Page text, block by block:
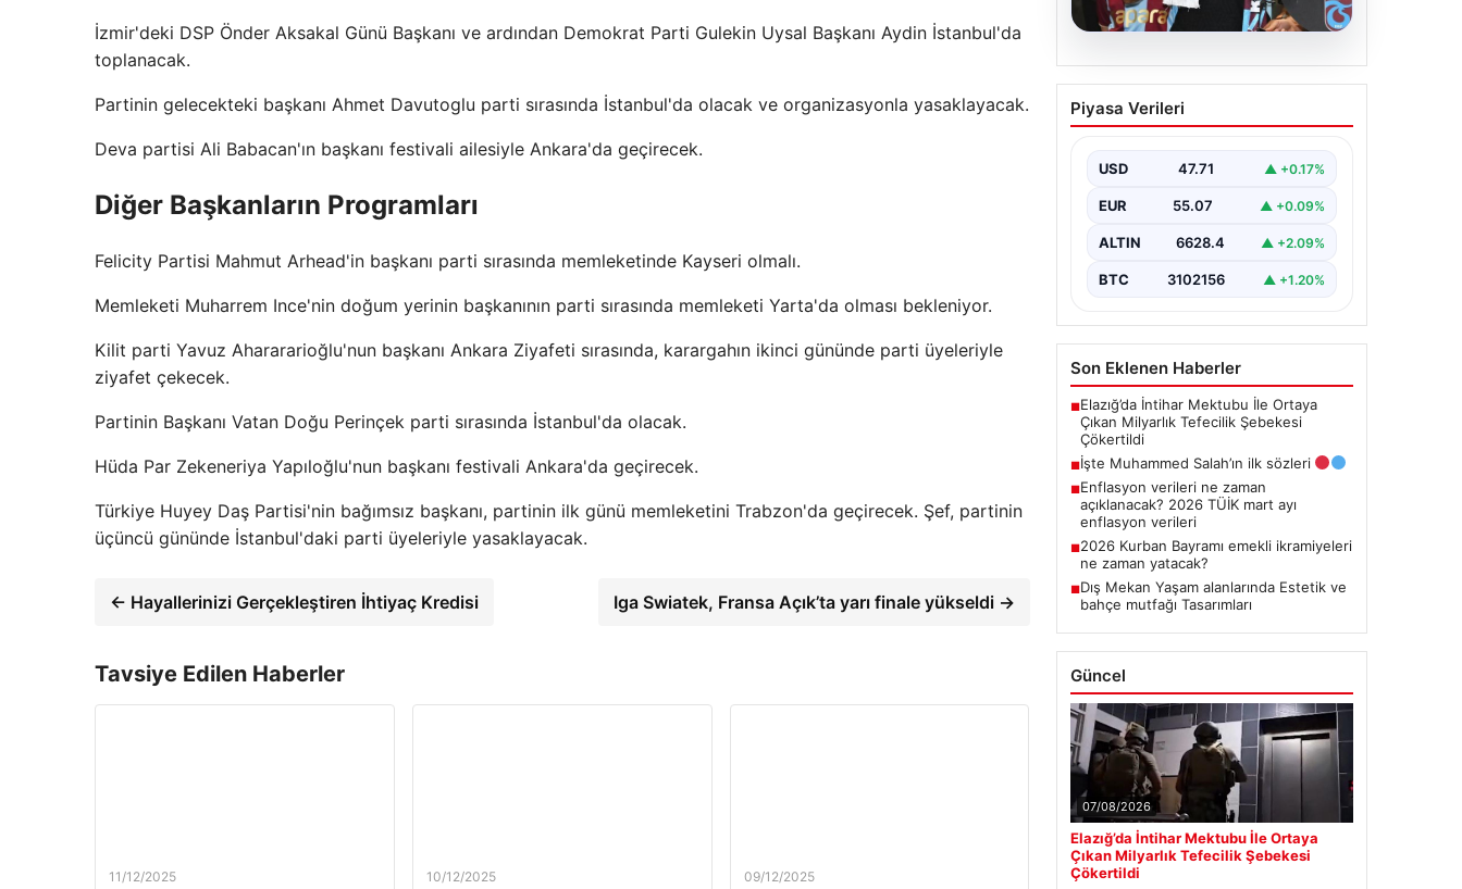
İzmir'deki DSP Önder Aksakal Günü Başkanı ve ardından Demokrat Parti Gulekin Uysal Başkanı Aydin İstanbul'da
toplanacak.
Partinin gelecekteki başkanı Ahmet Davutoglu parti sırasında İstanbul'da olacak ve organizasyonla yasaklayacak.
Deva partisi Ali Babacan'ın başkanı festivali ailesiyle Ankara'da geçirecek.
Diğer Başkanların Programları
Felicity Partisi Mahmut Arhead'in başkanı parti sırasında memleketinde Kayseri olmalı.
Memleketi Muharrem Ince'nin doğum yerinin başkanının parti sırasında memleketi Yarta'da olması bekleniyor.
Kilit parti Yavuz Aharararioğlu'nun başkanı Ankara Ziyafeti sırasında, karargahın ikinci gününde parti üyeleriyle
ziyafet çekecek.
Partinin Başkanı Vatan Doğu Perinçek parti sırasında İstanbul'da olacak.
Hüda Par Zekeneriya Yapıloğlu'nun başkanı festivali Ankara'da geçirecek.
Türkiye Huyey Daş Partisi'nin bağımsız başkanı, partinin ilk günü memleketini Trabzon'da geçirecek. Şef, partinin
üçüncü gününde İstanbul'daki parti üyeleriyle yasaklayacak.
← Hayallerinizi Gerçekleştiren İhtiyaç Kredisi Iga Swiatek, Fransa Açık’ta yarı finale yükseldi →
Tavsiye Edilen Haberler
11/12/2025 10/12/2025 09/12/2025
06.08.2026
İşte Muhammed Salah’ın
ilk sözleri
Piyasa Verileri
USD 47.71 ▲ +0.17%
EUR 55.07 ▲ +0.09%
ALTIN 6628.4 ▲ +2.09%
BTC 3102156 ▲ +1.20%
Son Eklenen Haberler
■Elazığ’da İntihar Mektubu İle Ortaya
Çıkan Milyarlık Tefecilik Şebekesi
Çökertildi
■İşte Muhammed Salah’ın ilk sözleri
■Enflasyon verileri ne zaman
açıklanacak? 2026 TÜİK mart ayı
enflasyon verileri
■2026 Kurban Bayramı emekli ikramiyeleri
ne zaman yatacak?
■Dış Mekan Yaşam alanlarında Estetik ve
bahçe mutfağı Tasarımları
Güncel
07/08/2026
Elazığ’da İntihar Mektubu İle Ortaya
Çıkan Milyarlık Tefecilik Şebekesi
Çökertildi